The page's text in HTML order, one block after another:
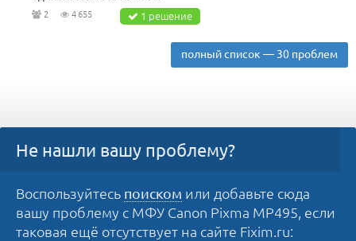
2 4 655 1 решение
полный список — 30 проблем
Не нашли вашу проблему?
Воспользуйтесь поиском или добавьте сюда
вашу проблему с МФУ Canon Pixma MP495, если
таковая ещё отсутствует на сайте Fixim.ru: